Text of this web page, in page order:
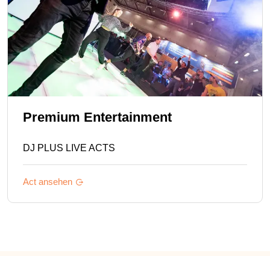
Premium Entertainment
DJ PLUS LIVE ACTS
Act ansehen